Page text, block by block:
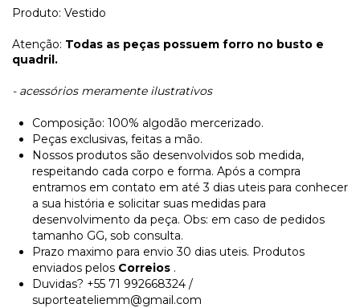
Produto: Vestido
Atenção: Todas as peças possuem forro no busto e
quadril.
- acessórios meramente ilustrativos
Composição: 100% algodão mercerizado.
Peças exclusivas, feitas a mão.
Nossos produtos são desenvolvidos sob medida,
respeitando cada corpo e forma. Após a compra
entramos em contato em até 3 dias uteis para conhecer
a sua história e solicitar suas medidas para
desenvolvimento da peça. Obs: em caso de pedidos
tamanho GG, sob consulta.
Prazo maximo para envio 30 dias uteis. Produtos
enviados pelos Correios .
Duvidas? +55 71 992668324 /
suporteateliemm@gmail.com